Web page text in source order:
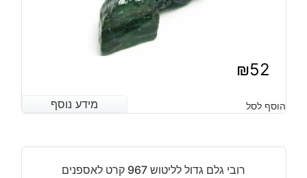
₪52
מידע נוסף הוסף לסל מידע נוסף
רובי גלם גדול לליטוש 967 קרט לאספנים